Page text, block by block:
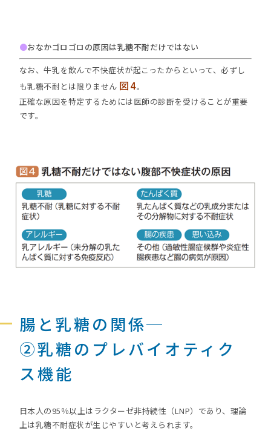
●おなかゴロゴロの原因は乳糖不耐だけではない
なお、牛乳を飲んで不快症状が起こったからといって、必ずし
も乳糖不耐とは限りません 図4。
正確な原因を特定するためには医師の診断を受けることが重要
です。
腸と乳糖の関係─
②乳糖のプレバイオティク
ス機能
日本人の95％以上はラクターゼ非持続性（LNP）であり、理論
上は乳糖不耐症状が生じやすいと考えられます。